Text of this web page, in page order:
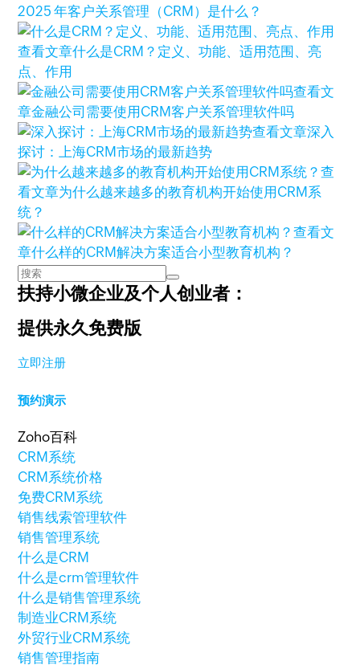
2025 年客户关系管理（CRM）是什么？
查看文章什么是CRM？定义、功能、适用范围、亮
点、作用
查看文
章金融公司需要使用CRM客户关系管理软件吗
查看文章深入
探讨：上海CRM市场的最新趋势
查
看文章为什么越来越多的教育机构开始使用CRM系
统？
查看文
章什么样的CRM解决方案适合小型教育机构？
扶持小微企业及个人创业者：
提供永久免费版
立即注册
预约演示
Zoho百科
CRM系统
CRM系统价格
免费CRM系统
销售线索管理软件
销售管理系统
什么是CRM
什么是crm管理软件
什么是销售管理系统
制造业CRM系统
外贸行业CRM系统
销售管理指南